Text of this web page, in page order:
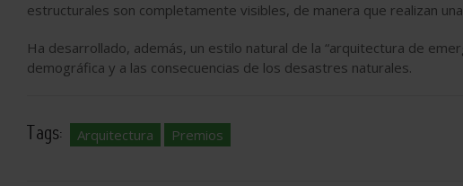
estructurales son completamente visibles, de manera que realizan
Ha desarrollado, además, un estilo natural de la “arquitectura de
demográfica y a las consecuencias de los desastres naturales.
Tags: Arquitectura Premios